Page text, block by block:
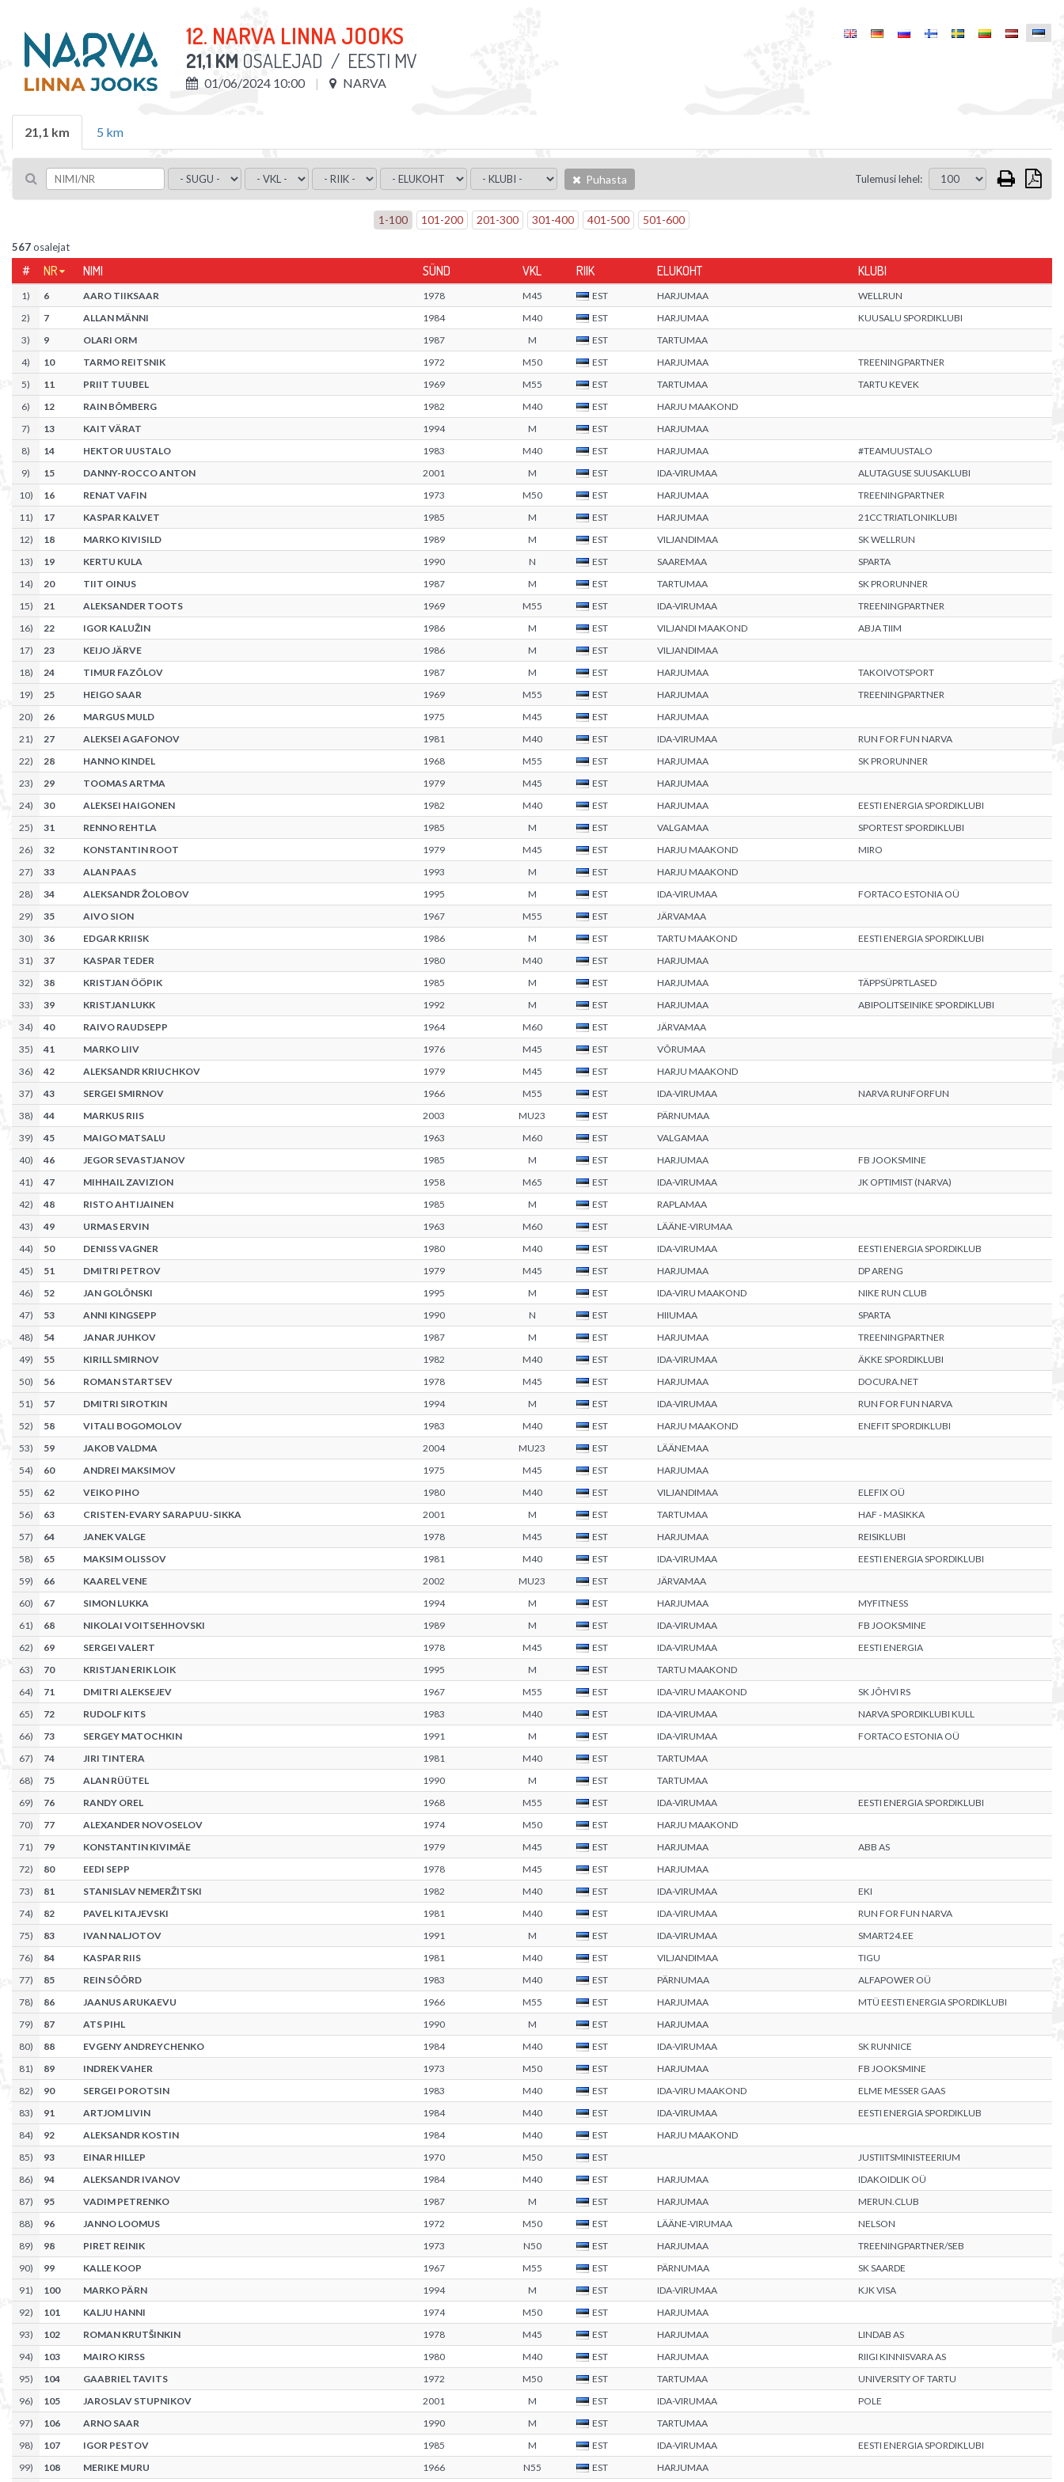
12. NARVA LINNA JOOKS
21,1 KM OSALEJAD / EESTI MV
01/06/2024 10:00 NARVA
21,1 km 5 km
Puhasta Tulemusi lehel:
1 -100 101 -200 201 -300 301 -400 401 -500 501 -600
567osalejat
# NR NIMI SÜND VKL RIIK ELUKOHT KLUBI
1) 6 AARO TIIKSAAR 1978 M45 EST HARJUMAA
WELLRUN
2) 7 ALLAN MÄNNI 1984 M40 EST HARJUMAA
KUUSALU SPORDIKLUBI
3) 9 OLARI ORM 1987 M EST
TARTUMAA
4) 10 TARMO REITSNIK 1972 M50 EST HARJUMAA
TREENINGPARTNER
5) 11 PRIIT TUUBEL 1969 M55 EST TARTUMAA
TARTU KEVEK
6) 12 RAIN BÕMBERG 1982 M40 EST
HARJU MAAKOND
7) 13 KAIT VÄRAT 1994 M EST
HARJUMAA
8) 14 HEKTOR UUSTALO 1983 M40 EST HARJUMAA
#TEAMUUSTALO
9) 15 DANNY-ROCCO ANTON 2001 M EST IDA-VIRUMAA
ALUTAGUSE SUUSAKLUBI
10) 16 RENAT VAFIN 1973 M50 EST HARJUMAA
TREENINGPARTNER
11) 17 KASPAR KALVET 1985 M EST HARJUMAA
21CC TRIATLONIKLUBI
12) 18 MARKO KIVISILD 1989 M EST VILJANDIMAA
SK WELLRUN
13) 19 KERTU KULA 1990 N EST SAAREMAA
SPARTA
14) 20 TIIT OINUS 1987 M EST TARTUMAA
SK PRORUNNER
15) 21 ALEKSANDER TOOTS 1969 M55 EST IDA-VIRUMAA
TREENINGPARTNER
16) 22 IGOR KALUŽIN 1986 M EST VILJANDI MAAKOND
ABJA TIIM
17) 23 KEIJO JÄRVE 1986 M EST
VILJANDIMAA
18) 24 TIMUR FAZÕLOV 1987 M EST HARJUMAA
TAKOIVOTSPORT
19) 25 HEIGO SAAR 1969 M55 EST HARJUMAA
TREENINGPARTNER
20) 26 MARGUS MULD 1975 M45 EST
HARJUMAA
21) 27 ALEKSEI AGAFONOV 1981 M40 EST IDA-VIRUMAA
RUN FOR FUN NARVA
22) 28 HANNO KINDEL 1968 M55 EST HARJUMAA
SK PRORUNNER
23) 29 TOOMAS ARTMA 1979 M45 EST
HARJUMAA
24) 30 ALEKSEI HAIGONEN 1982 M40 EST HARJUMAA
EESTI ENERGIA SPORDIKLUBI
25) 31 RENNO REHTLA 1985 M EST VALGAMAA
SPORTEST SPORDIKLUBI
26) 32 KONSTANTIN ROOT 1979 M45 EST HARJU MAAKOND
MIRO
27) 33 ALAN PAAS 1993 M EST
HARJU MAAKOND
28) 34 ALEKSANDR ŽOLOBOV 1995 M EST IDA-VIRUMAA
FORTACO ESTONIA OÜ
29) 35 AIVO SION 1967 M55 EST
JÄRVAMAA
30) 36 EDGAR KRIISK 1986 M EST TARTU MAAKOND
EESTI ENERGIA SPORDIKLUBI
31) 37 KASPAR TEDER 1980 M40 EST
HARJUMAA
32) 38 KRISTJAN ÖÖPIK 1985 M EST HARJUMAA
TÄPPSÜPRTLASED
33) 39 KRISTJAN LUKK 1992 M EST HARJUMAA
ABIPOLITSEINIKE SPORDIKLUBI
34) 40 RAIVO RAUDSEPP 1964 M60 EST
JÄRVAMAA
35) 41 MARKO LIIV 1976 M45 EST
VÕRUMAA
36) 42 ALEKSANDR KRIUCHKOV 1979 M45 EST
HARJU MAAKOND
37) 43 SERGEI SMIRNOV 1966 M55 EST IDA-VIRUMAA
NARVA RUNFORFUN
38) 44 MARKUS RIIS 2003 MU23 EST
PÄRNUMAA
39) 45 MAIGO MATSALU 1963 M60 EST
VALGAMAA
40) 46 JEGOR SEVASTJANOV 1985 M EST HARJUMAA
FB JOOKSMINE
41) 47 MIHHAIL ZAVIZION 1958 M65 EST IDA-VIRUMAA
JK OPTIMIST (NARVA)
42) 48 RISTO AHTIJAINEN 1985 M EST
RAPLAMAA
43) 49 URMAS ERVIN 1963 M60 EST
LÄÄNE-VIRUMAA
44) 50 DENISS VAGNER 1980 M40 EST IDA-VIRUMAA
EESTI ENERGIA SPORDIKLUB
45) 51 DMITRI PETROV 1979 M45 EST HARJUMAA
DP ARENG
46) 52 JAN GOLÕNSKI 1995 M EST IDA-VIRU MAAKOND
NIKE RUN CLUB
47) 53 ANNI KINGSEPP 1990 N EST HIIUMAA
SPARTA
48) 54 JANAR JUHKOV 1987 M EST HARJUMAA
TREENINGPARTNER
49) 55 KIRILL SMIRNOV 1982 M40 EST IDA-VIRUMAA
ÄKKE SPORDIKLUBI
50) 56 ROMAN STARTSEV 1978 M45 EST HARJUMAA
DOCURA.NET
51) 57 DMITRI SIROTKIN 1994 M EST IDA-VIRUMAA
RUN FOR FUN NARVA
52) 58 VITALI BOGOMOLOV 1983 M40 EST HARJU MAAKOND
ENEFIT SPORDIKLUBI
53) 59 JAKOB VALDMA 2004 MU23 EST
LÄÄNEMAA
54) 60 ANDREI MAKSIMOV 1975 M45 EST
HARJUMAA
55) 62 VEIKO PIHO 1980 M40 EST VILJANDIMAA
ELEFIX OÜ
56) 63 CRISTEN-EVARY SARAPUU-SIKKA 2001 M EST TARTUMAA
HAF - MASIKKA
57) 64 JANEK VALGE 1978 M45 EST HARJUMAA
REISIKLUBI
58) 65 MAKSIM OLISSOV 1981 M40 EST IDA-VIRUMAA
EESTI ENERGIA SPORDIKLUBI
59) 66 KAAREL VENE 2002 MU23 EST
JÄRVAMAA
60) 67 SIMON LUKKA 1994 M EST HARJUMAA
MYFITNESS
61) 68 NIKOLAI VOITSEHHOVSKI 1989 M EST IDA-VIRUMAA
FB JOOKSMINE
62) 69 SERGEI VALERT 1978 M45 EST IDA-VIRUMAA
EESTI ENERGIA
63) 70 KRISTJAN ERIK LOIK 1995 M EST
TARTU MAAKOND
64) 71 DMITRI ALEKSEJEV 1967 M55 EST IDA-VIRU MAAKOND
SK JÕHVI RS
65) 72 RUDOLF KITS 1983 M40 EST IDA-VIRUMAA
NARVA SPORDIKLUBI KULL
66) 73 SERGEY MATOCHKIN 1991 M EST IDA-VIRUMAA
FORTACO ESTONIA OÜ
67) 74 JIRI TINTERA 1981 M40 EST
TARTUMAA
68) 75 ALAN RÜÜTEL 1990 M EST
TARTUMAA
69) 76 RANDY OREL 1968 M55 EST IDA-VIRUMAA
EESTI ENERGIA SPORDIKLUBI
70) 77 ALEXANDER NOVOSELOV 1974 M50 EST
HARJU MAAKOND
71) 79 KONSTANTIN KIVIMÄE 1979 M45 EST HARJUMAA
ABB AS
72) 80 EEDI SEPP 1978 M45 EST
HARJUMAA
73) 81 STANISLAV NEMERŽITSKI 1982 M40 EST IDA-VIRUMAA
EKI
74) 82 PAVEL KITAJEVSKI 1981 M40 EST IDA-VIRUMAA
RUN FOR FUN NARVA
75) 83 IVAN NALJOTOV 1991 M EST IDA-VIRUMAA
SMART24.EE
76) 84 KASPAR RIIS 1981 M40 EST VILJANDIMAA
TIGU
77) 85 REIN SÕÕRD 1983 M40 EST PÄRNUMAA
ALFAPOWER OÜ
78) 86 JAANUS ARUKAEVU 1966 M55 EST HARJUMAA
MTÜ EESTI ENERGIA SPORDIKLUBI
79) 87 ATS PIHL 1990 M EST
HARJUMAA
80) 88 EVGENY ANDREYCHENKO 1984 M40 EST IDA-VIRUMAA
SK RUNNICE
81) 89 INDREK VAHER 1973 M50 EST HARJUMAA
FB JOOKSMINE
82) 90 SERGEI POROTSIN 1983 M40 EST IDA-VIRU MAAKOND
ELME MESSER GAAS
83) 91 ARTJOM LIVIN 1984 M40 EST IDA-VIRUMAA
EESTI ENERGIA SPORDIKLUB
84) 92 ALEKSANDR KOSTIN 1984 M40 EST
HARJU MAAKOND
85) 93 EINAR HILLEP 1970 M50 EST
JUSTIITSMINISTEERIUM
86) 94 ALEKSANDR IVANOV 1984 M40 EST HARJUMAA
IDAKOIDLIK OÜ
87) 95 VADIM PETRENKO 1987 M EST HARJUMAA
MERUN.CLUB
88) 96 JANNO LOOMUS 1972 M50 EST LÄÄNE-VIRUMAA
NELSON
89) 98 PIRET REINIK 1973 N50 EST HARJUMAA
TREENINGPARTNER/SEB
90) 99 KALLE KOOP 1967 M55 EST PÄRNUMAA
SK SAARDE
91) 100 MARKO PÄRN 1994 M EST IDA-VIRUMAA
KJK VISA
92) 101 KALJU HANNI 1974 M50 EST
HARJUMAA
93) 102 ROMAN KRUTŠINKIN 1978 M45 EST HARJUMAA
LINDAB AS
94) 103 MAIRO KIRSS 1980 M40 EST HARJUMAA
RIIGI KINNISVARA AS
95) 104 GAABRIEL TAVITS 1972 M50 EST TARTUMAA
UNIVERSITY OF TARTU
96) 105 JAROSLAV STUPNIKOV 2001 M EST IDA-VIRUMAA
POLE
97) 106 ARNO SAAR 1990 M EST
TARTUMAA
98) 107 IGOR PESTOV 1985 M EST IDA-VIRUMAA
EESTI ENERGIA SPORDIKLUBI
99) 108 MERIKE MURU 1966 N55 EST HARJUMAA